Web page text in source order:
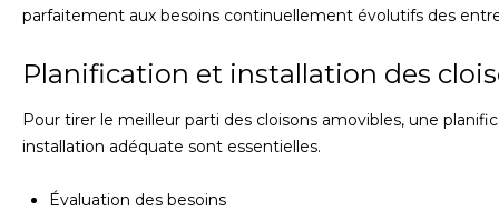
parfaitement aux besoins continuellement évolutifs des
Planification et installation des
Pour tirer le meilleur parti des cloisons amovibles, une
installation adéquate sont essentielles.
Évaluation des besoins